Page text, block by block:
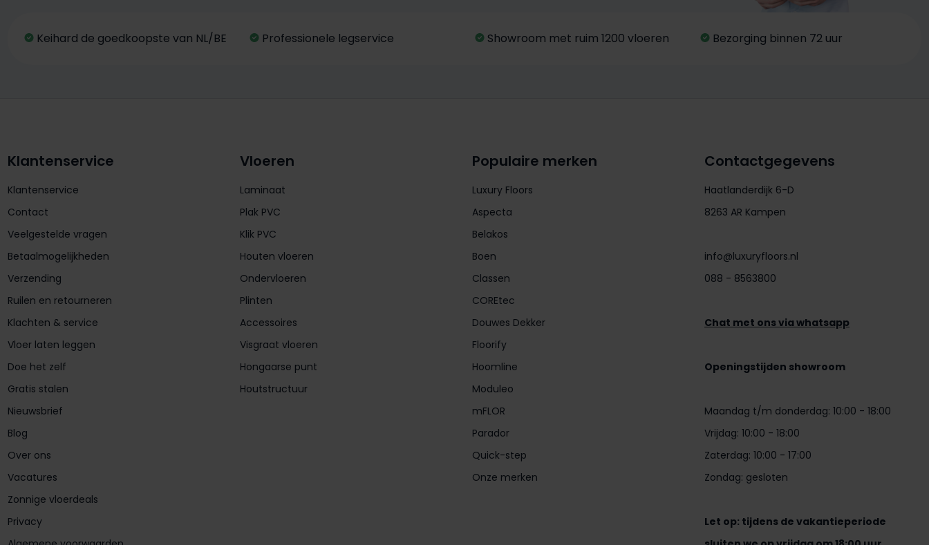
Keihard de goedkoopste van NL/BE Professionele legservice Showroom met ruim 1200 vloeren Bezorging binnen 72 uur
Contactgegevens
Haatlanderdijk 6-D
8263 AR Kampen
info@luxuryfloors.nl
088 - 8563800
Chat met ons via whatsapp
Openingstijden showroom
Maandag t/m donderdag: 10:00 - 18:00
Vrijdag: 10:00 - 18:00
Zaterdag: 10:00 - 17:00
Zondag: gesloten
Let op: tijdens de vakantieperiode
Klantenservice
Klantenservice
Contact
Veelgestelde vragen
Betaalmogelijkheden
Verzending
Ruilen en retourneren
Klachten & service
Vloer laten leggen
Doe het zelf
Gratis stalen
Nieuwsbrief
Blog
Over ons
Vacatures
Zonnige vloerdeals
Privacy
Vloeren
Laminaat
Plak PVC
Klik PVC
Houten vloeren
Ondervloeren
Plinten
Accessoires
Visgraat vloeren
Hongaarse punt
Houtstructuur
Populaire merken
Luxury Floors
Aspecta
Belakos
Boen
Classen
COREtec
Douwes Dekker
Floorify
Hoomline
Moduleo
mFLOR
Parador
Quick-step
Onze merken